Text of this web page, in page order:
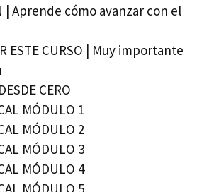
| Aprende cómo avanzar con el
ESTE CURSO | Muy importante
CERO
MÓDULO 1
MÓDULO 2
MÓDULO 3
MÓDULO 4
MÓDULO 5